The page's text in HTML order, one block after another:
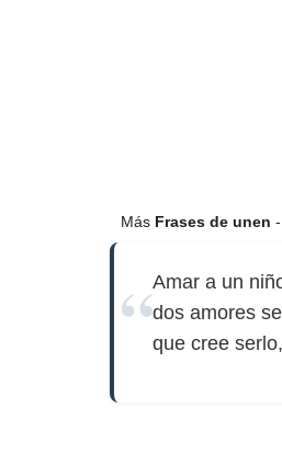
Más Frases de unen
Amar a un
dos amores se
que cree